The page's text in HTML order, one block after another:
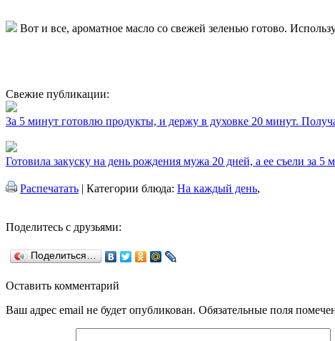
Вот и все, ароматное масло со свежей зеленью готово.
Свежие публикации:
За 5 минут готовлю продукты, и держу в духовке 20 минут.
Готовила закуску на день рождения мужа 20 дней, а ее съели за 5
Распечатать | Категории блюда: На каждый день,
Поделитесь с друзьями:
Поделиться…
Оставить комментарий
Ваш адрес email не будет опубликован. Обязательные поля